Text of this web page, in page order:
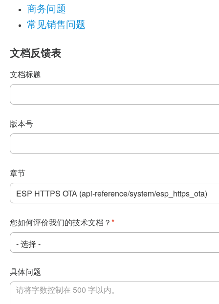
商务问题
常见销售问题
文档反馈表
文档标题
版本号
章节
您如何评价我们的技术文档？ *
具体问题